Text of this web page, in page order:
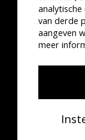
van derde
aangeven
meer
Disclaimer